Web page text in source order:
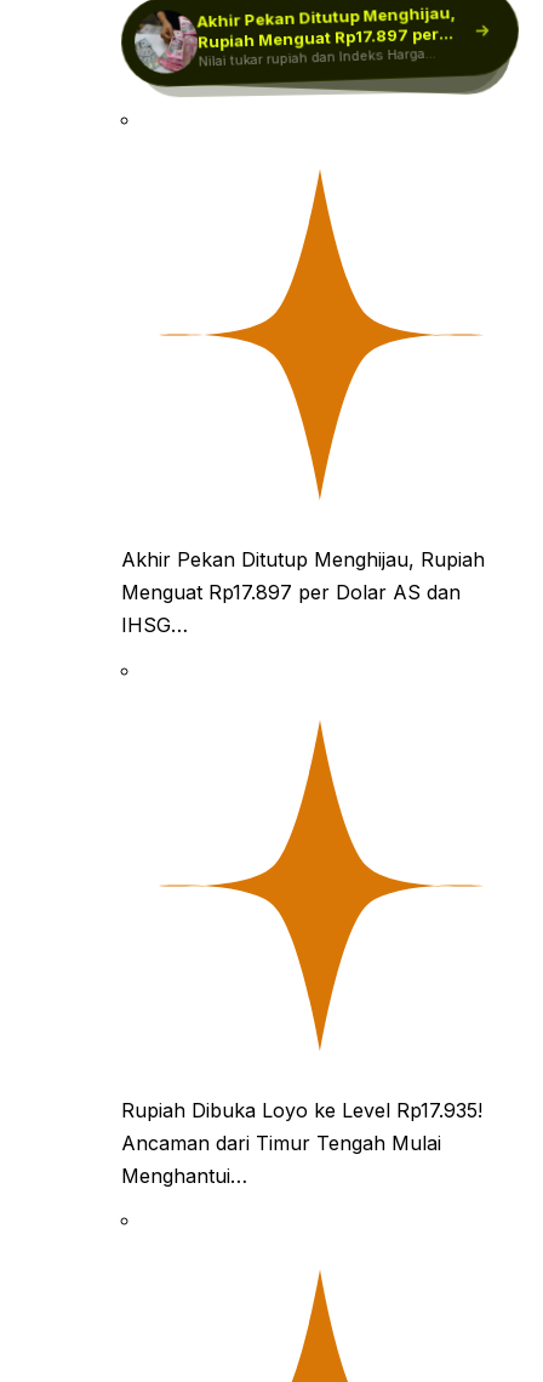
Akhir Pekan Ditutup Menghijau,
Rupiah Menguat Rp17.897 per
Dolar AS…
Nilai tukar rupiah dan Indeks Harga
Saham Gabungan (IHSG) kompak ditutup
menguat…
Rupiah Dibuka Loyo ke Level
Rp17.935! Ancaman dari Timur
Tengah…
Nilai tukar rupiah dibuka melemah pada
perdagangan Jumat, 7 Agustus 2026.
Rupiah…
IHSG Dibuka Menguat ke 6.352,
Investor Mulai Sumringah! Ada
Indeks Harga Saham Gabungan (IHSG)
menguat pada pembukaan perdagangan
Akhir Pekan Ditutup Menghijau, Rupiah
Menguat Rp17.897 per Dolar AS dan
IHSG…
Rupiah Dibuka Loyo ke Level Rp17.935!
Ancaman dari Timur Tengah Mulai
Menghantui…